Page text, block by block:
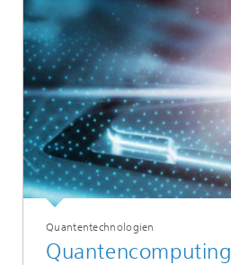
Quantentechnologien
Quantencomputing